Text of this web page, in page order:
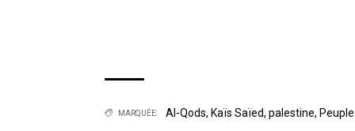
MARQUÉE: Al-Qods, Kaïs Saïed, palestine,